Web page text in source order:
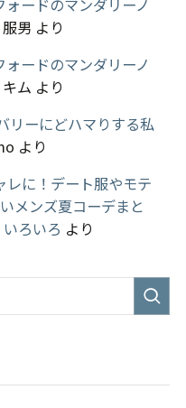
ォードのマンダリーノ
服男 より
ォードのマンダリーノ
キム より
リーにどハマりする私
より
レに！デート服やモテ
メンズ夏コーデまと
ろいろ より